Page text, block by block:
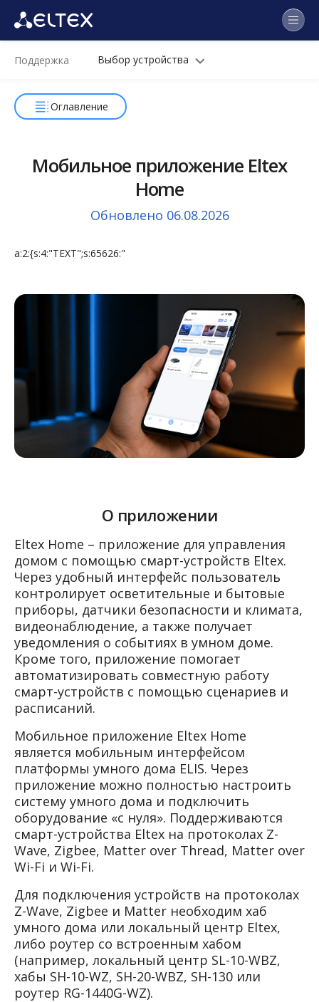
Поддержка Выбор устройства
Оглавление
Мобильное приложение Eltex
Home
Обновлено 06.08.2026
a:2:{s:4:"TEXT";s:65626:"
О приложении
Eltex Home – приложение для управления
домом с помощью смарт-устройств Eltex.
Через удобный интерфейс пользователь
контролирует осветительные и бытовые
приборы, датчики безопасности и климата,
видеонаблюдение, а также получает
уведомления о событиях в умном доме.
Кроме того, приложение помогает
автоматизировать совместную работу
смарт-устройств с помощью сценариев и
расписаний.
Мобильное приложение Eltex Home
является мобильным интерфейсом
платформы умного дома ELIS. Через
приложение можно полностью настроить
систему умного дома и подключить
оборудование «с нуля». Поддерживаются
смарт-устройства Eltex на протоколах Z-
Wave, Zigbee, Matter over Thread, Matter over
Wi-Fi и Wi-Fi.
Для подключения устройств на протоколах
Z-Wave, Zigbee и Matter необходим хаб
умного дома или локальный центр Eltex,
либо роутер со встроенным хабом
(например, локальный центр SL-10-WBZ,
хабы SH-10-WZ, SH-20-WBZ, SH-130 или
роутер RG-1440G-WZ).